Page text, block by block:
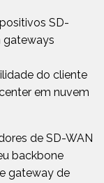
SD-
gateways
do cliente
em nuvem
de SD-WAN
backbone
gateway de